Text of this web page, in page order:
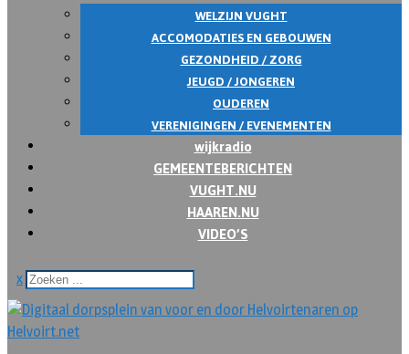
WELZIJN VUGHT
ACCOMODATIES EN GEBOUWEN
GEZONDHEID / ZORG
JEUGD / JONGEREN
OUDEREN
VERENIGINGEN / EVENEMENTEN
wijkradio
GEMEENTEBERICHTEN
VUGHT.NU
HAAREN.NU
VIDEO’S
x